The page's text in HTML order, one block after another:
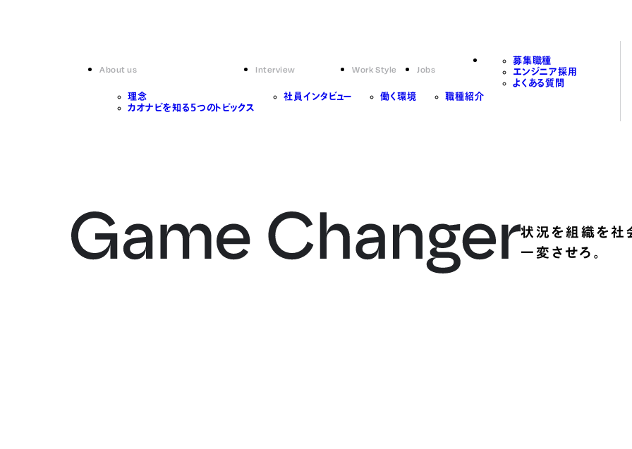
About us
理念
カオナビを知る5つのトピックス
Interview
社員インタビュー
Work Style
働く環境
Jobs
職種紹介
募集職種
エンジニア採用
よくある質問
状況を組織を社
一変させろ。